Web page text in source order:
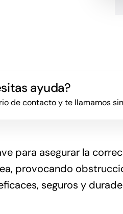
ayuda?
de contacto y te llamamos
para asegurar la
provocando
seguros y